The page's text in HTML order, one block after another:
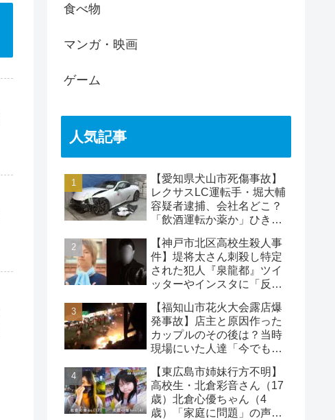
食べ物
マンガ・映画
ゲーム
人気記事
【愛知県犬山市死傷事故】
レクサスLC運転手・堀大輔
容疑者逮捕、会社名どこ？
「飲酒運転か薬か」ひき逃
【神戸市北区高校生殺人事
件】堤将太さん刺殺し特定
された犯人『泉龍都』ツイ
ッターやインスタに「反省
【福知山市花火大会露店爆
発事故】店主と原因作った
カップルのその後は？当時
現場にいた人達「今でも怖
【東広島市姉妹行方不明】
高校生・北倉彩音さん（17
歳）北倉心優ちゃん（4
歳）「家庭に問題」の声…